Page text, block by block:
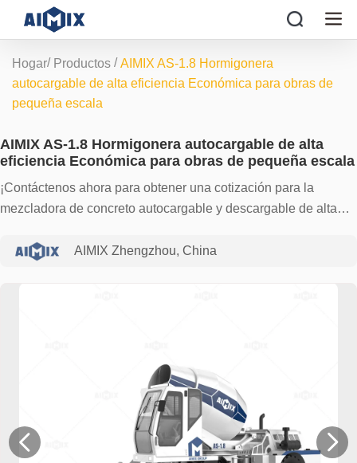
Hogar/ Productos / AIMIX AS-1.8 Hormigonera
autocargable de alta eficiencia Económica para obras de
pequeña escala
AIMIX AS-1.8 Hormigonera autocargable de alta
eficiencia Económica para obras de pequeña escala
¡Contáctenos ahora para obtener una cotización para la
mezcladora de concreto autocargable y descargable de alta
de manera eficiente!AIMIX Zhengzhou, China
 